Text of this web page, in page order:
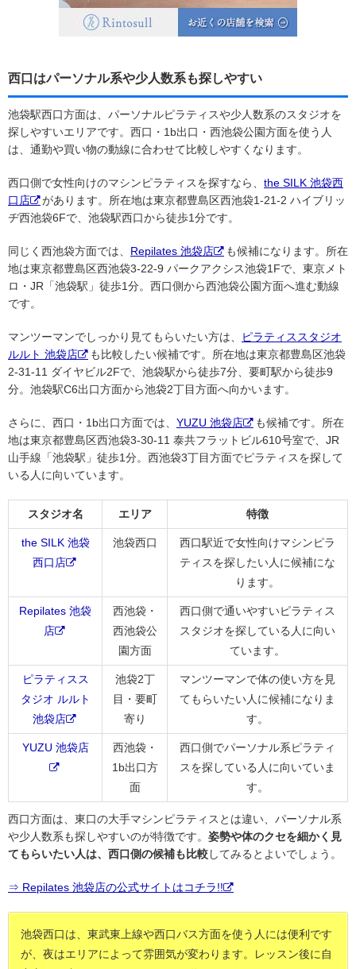
西口はパーソナル系や少人数系も探しやすい
池袋駅西口方面は、パーソナルピラティスや少人数系のスタジオを
探しやすいエリアです。西口・1b出口・西池袋公園方面を使う人
は、通勤や買い物の動線に合わせて比較しやすくなります。
西口側で女性向けのマシンピラティスを探すなら、 the SILK 池袋西
口店
があります。所在地は東京都豊島区西池袋1-21-2 ハイブリッ
ヂ西池袋6Fで、池袋駅西口から徒歩1分です。
同じく西池袋方面では、 Repilates 池袋店
も候補になります。所在
地は東京都豊島区西池袋3-22-9 パークアクシス池袋1Fで、東京メト
ロ・JR「池袋駅」徒歩1分。西口側から西池袋公園方面へ進む動線
です。
マンツーマンでしっかり見てもらいたい方は、
ピラティススタジオ
ルルト 池袋店
も比較したい候補です。所在地は東京都豊島区池袋
2-31-11 ダイヤビル2Fで、池袋駅から徒歩7分、要町駅から徒歩9
分。池袋駅C6出口方面から池袋2丁目方面へ向かいます。
さらに、西口・1b出口方面では、 YUZU 池袋店
も候補です。所在
地は東京都豊島区西池袋3-30-11 泰共フラットビル610号室で、JR
山手線「池袋駅」徒歩1分。西池袋3丁目方面でピラティスを探して
いる人に向いています。
スタジオ名 エリア 特徴
the SILK 池袋
西口店
池袋西口
西口駅近で女性向けマシンピラ
ティスを探したい人に候補にな
ります。
Repilates 池袋
店
西池袋・
西池袋公
園方面
西口側で通いやすいピラティス
スタジオを探している人に向い
ています。
ピラティスス
タジオ ルルト
池袋店
池袋2丁
目・要町
寄り
マンツーマンで体の使い方を見
てもらいたい人に候補になりま
す。
YUZU 池袋店
西池袋・
1b出口方
面
西口側でパーソナル系ピラティ
スを探している人に向いていま
す。
西口方面は、東口の大手マシンピラティスとは違い、パーソナル系
や少人数系も探しやすいのが特徴です。 姿勢や体のクセを細かく見
てもらいたい人は、西口側の候補も比較してみるとよいでしょう。
⇒ Repilates 池袋店の公式サイトはコチラ!!
池袋西口は、東武東上線や西口バス方面を使う人には便利です
が、夜はエリアによって雰囲気が変わります。レッスン後に自